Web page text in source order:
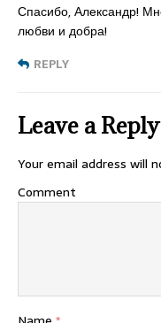
Спасибо, Александр!
любви и добра!
REPLY
Leave a Reply
Your email address will
Comment